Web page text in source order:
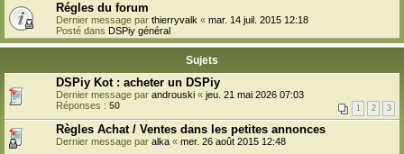
Régles du forum
Dernier message par thierryvalk « mar. 14 juil. 2015 12:18
Posté dans DSPiy général
Sujets
DSPiy Kot : acheter un DSPiy
Dernier message par androuski « jeu. 21 mai 2026 07:03
Réponses : 50 1 2 3
Règles Achat / Ventes dans les petites annonces
Dernier message par alka « mer. 26 août 2015 12:48